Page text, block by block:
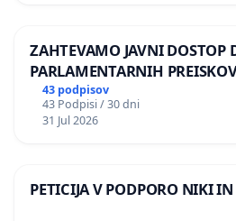
ZAHTEVAMO JAVNI DOSTOP
PARLAMENTARNIH
ILEGALNI TRGOVINI Z
43 podpisov
43 Podpisi / 30 dni
31 Jul 2026
PETICIJA V PODPORO NIKI